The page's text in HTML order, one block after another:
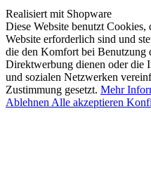
Realisiert mit Shopware
Diese Website benutzt
Website erforderlich sind und
die den Komfort bei Benutzung
Direktwerbung dienen oder die
und sozialen Netzwerken
Zustimmung gesetzt. Mehr
Ablehnen Alle akzeptieren